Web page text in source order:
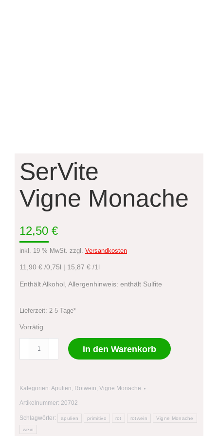
SerVite
Vigne Monache
12,50 €
inkl. 19 % MwSt. zzgl. Versandkosten
11,90 € /0,75l | 15,87 € /1l
Enthält Alkohol, Allergenhinweis: enthält Sulfite
Lieferzeit: 2-5 Tage*
Vorrätig
In den Warenkorb
Kategorien: Apulien, Rotwein, Vigne Monache
Artikelnummer: 20702
Schlagwörter: apulien primitivo rot rotwein Vigne Monache
wein